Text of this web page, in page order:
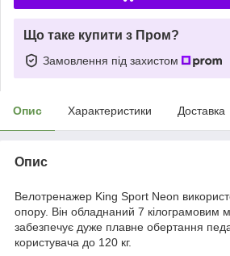
Що таке купити з Пром?
Замовлення під захистом
Опис Характеристики Доставка
Опис
Велотренажер King Sport Neon
опору. Він обладнаний 7 кілограмовим
забезпечує дуже плавне обертання
користувача до 120 кг.